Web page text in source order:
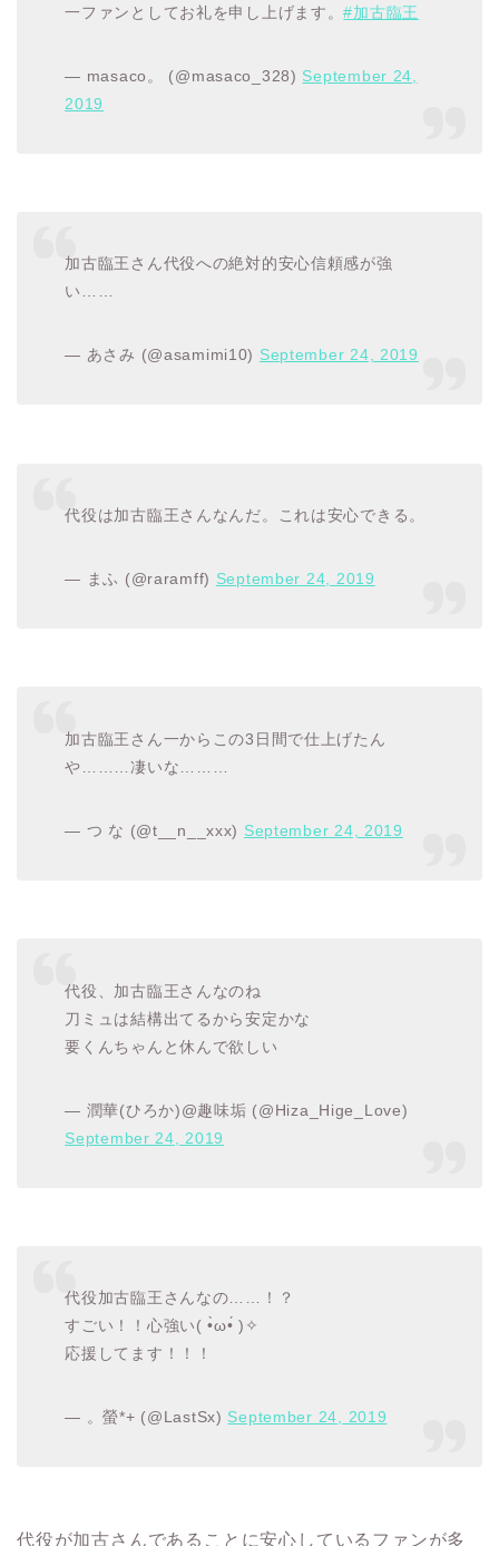
一ファンとしてお礼を申し上げます。#加古臨王
— masaco。 (@masaco_328) September 24,
2019
加古臨王さん代役への絶対的安心信頼感が強
い……
— あさみ (@asamimi10) September 24, 2019
代役は加古臨王さんなんだ。これは安心できる。
— まふ (@raramff) September 24, 2019
加古臨王さん一からこの3日間で仕上げたん
や………凄いな………
— つ な (@t__n__xxx) September 24, 2019
代役、加古臨王さんなのね
刀ミュは結構出てるから安定かな
要くんちゃんと休んで欲しい
— 潤華(ひろか)@趣味垢 (@Hiza_Hige_Love)
September 24, 2019
代役加古臨王さんなの……！？
すごい！！心強い( •̀ω•́ )✧
応援してます！！！
— 。螢*+ (@LastSx) September 24, 2019
代役が加古さんであることに安心しているファンが多